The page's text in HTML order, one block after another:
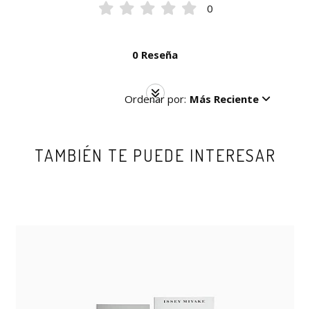
0
0 Reseña
Ordenar por: Más Reciente
TAMBIÉN TE PUEDE INTERESAR